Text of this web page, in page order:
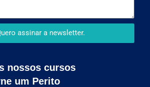
assinar a newsletter.
nossos cursos
um Perito